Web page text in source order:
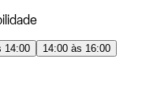
14:00
14:00 às 16:00